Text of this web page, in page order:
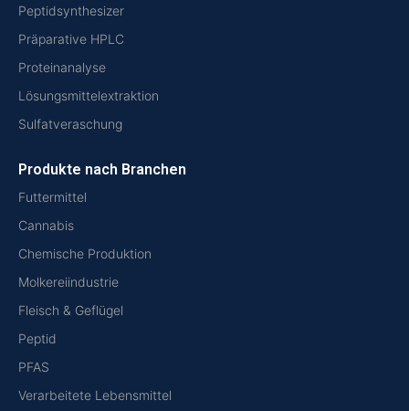
Peptidsynthesizer
Präparative HPLC
Proteinanalyse
Lösungsmittelextraktion
Sulfatveraschung
Produkte nach Branchen
Futtermittel
Cannabis
Chemische Produktion
Molkereiindustrie
Fleisch & Geflügel
Peptid
PFAS
Verarbeitete Lebensmittel